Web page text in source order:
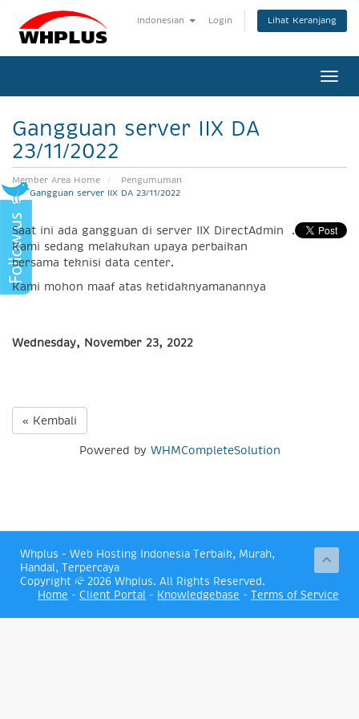
Indonesian Login Lihat Keranjang
Gangguan server IIX DA
23/11/2022
Member Area Home
Pengumuman
Gangguan server IIX DA 23/11/2022
Saat ini ada gangguan di server IIX DirectAdmin .
Kami sedang melakukan upaya perbaikan
bersama teknisi data center.
Kami mohon maaf atas ketidaknyamanannya
Wednesday, November 23, 2022
« Kembali
Powered by WHMCompleteSolution
Whplus - Web Hosting Indonesia Terbaik, Murah,
Handal, Terpercaya
Copyright © 2026 Whplus. All Rights Reserved.
Home - Client Portal - Knowledgebase - Terms of Service